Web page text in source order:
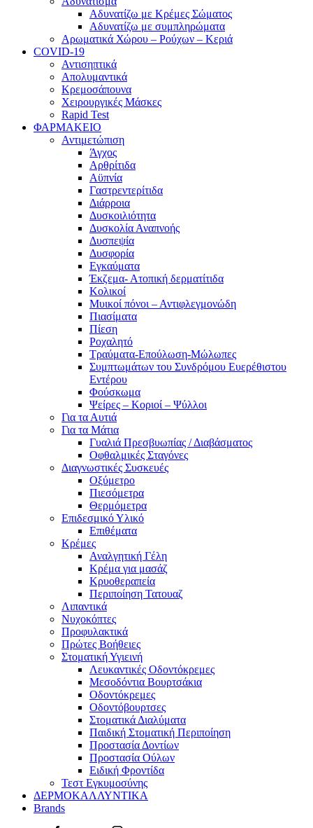
Αδυνατίζω με Κρέμες Σώματος
Αδυνατίζω με συμπληρώματα
Αρωματικά Χώρου – Ρούχων – Κεριά
COVID-19
Αντισηπτικά
Απολυμαντικά
Κρεμοσάπουνα
Χειρουργικές Μάσκες
Rapid Test
ΦΑΡΜΑΚΕΙΟ
Αντιμετώπιση
Άγχος
Αρθρίτιδα
Αϋπνία
Γαστρεντερίτιδα
Διάρροια
Δυσκοιλιότητα
Δυσκολία Αναπνοής
Δυσπεψία
Δυσφορία
Εγκαύματα
Έκζεμα- Ατοπική δερματίτιδα
Κολικοί
Μυικοί πόνοι – Αντιφλεγμονώδη
Πιασίματα
Πίεση
Ροχαλητό
Τραύματα-Επούλωση-Μώλωπες
Συμπτωμάτων του Συνδρόμου Ευερέθιστου
Εντέρου
Φούσκωμα
Ψείρες – Κοριοί – Ψύλλοι
Για τα Αυτιά
Για τα Μάτια
Γυαλιά Πρεσβυωπίας / Διαβάσματος
Οφθαλμικές Σταγόνες
Διαγνωστικές Συσκευές
Οξύμετρο
Πιεσόμετρα
Θερμόμετρα
Επιδεσμικό Υλικό
Επιθέματα
Κρέμες
Αναλγητική Γέλη
Κρέμα για μασάζ
Κρυοθεραπεία
Περιποίηση Τατουαζ
Λιπαντικά
Νυχοκόπτες
Προφυλακτικά
Πρώτες Βοήθειες
Στοματική Υγιεινή
Λευκαντικές Οδοντόκρεμες
Μεσοδόντια Βουρτσάκια
Οδοντόκρεμες
Οδοντόβουρτσες
Στοματικά Διαλύματα
Παιδική Στοματική Περιποίηση
Προστασία Δοντίων
Προστασία Ούλων
Ειδική Φροντίδα
Τεστ Εγκυμοσύνης
ΔΕΡΜΟΚΑΛΛΥΝΤΙΚΑ
Brands